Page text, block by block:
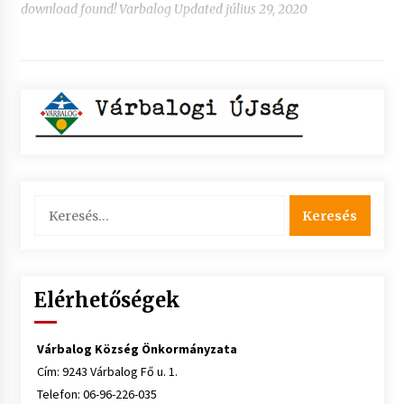
download found! Varbalog Updated július 29, 2020
Elérhetőségek
Várbalog Község Önkormányzata
Cím: 9243 Várbalog Fő u. 1.
Telefon: 06-96-226-035